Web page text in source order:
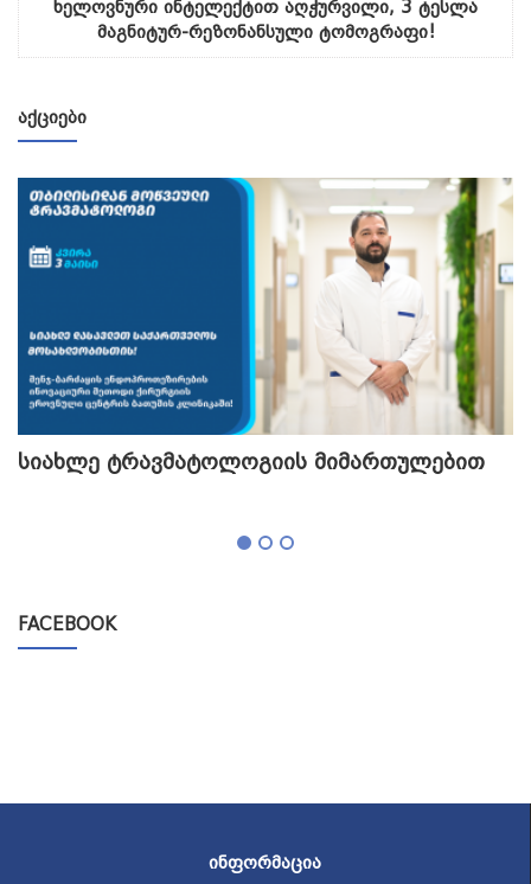
ხელოვნური ინტელექტით აღჭურვილი, 3 ტესლა
მაგნიტურ-რეზონანსული ტომოგრაფი!
ᲐᲥᲪᲘᲔᲑᲘ
სიახლე ტრავმატოლოგიის მიმართულებით
FACEBOOK
ᲘᲜᲤᲝᲠᲛᲐᲪᲘᲐ